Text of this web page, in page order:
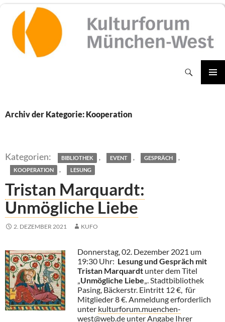
Inhalt
springen
Archiv der Kategorie: Kooperation
BIBLIOTHEK , EVENT , GESPRÄCH ,
KOOPERATION , LESUNG
Tristan Marquardt:
Unmögliche Liebe
2. DEZEMBER 2021 KUFO
Donnerstag, 02. Dezember 2021 um
19:30 Uhr: Lesung und Gespräch mit
Tristan Marquardt unter dem Titel
„Unmögliche Liebe„. Stadtbibliothek
Pasing, Bäckerstr. Eintritt 12 €, für
Mitglieder 8 €. Anmeldung erforderlich
unter kulturforum.muenchen-
west@web.de unter Angabe Ihrer